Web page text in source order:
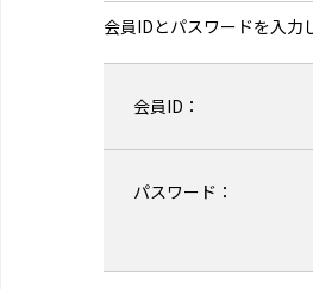
会員IDとパスワードを入力
会員ID：
パスワード：